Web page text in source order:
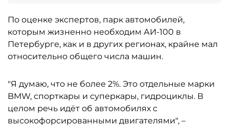
По оценке экспертов, парк автомобилей,
которым жизненно необходим АИ-100 в
Петербурге, как и в других регионах, крайне мал
относительно общего числа машин.
"Я думаю, что не более 2%. Это отдельные марки
BMW, спорткары и суперкары, гидроциклы. В
целом речь идёт об автомобилях с
высокофорсированными двигателями", –